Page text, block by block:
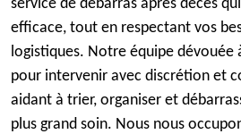
service de débarras après décès
efficace, tout en respectant vos
logistiques. Notre équipe dévouée
pour intervenir avec discrétion et
aidant à trier, organiser et
plus grand soin. Nous nous